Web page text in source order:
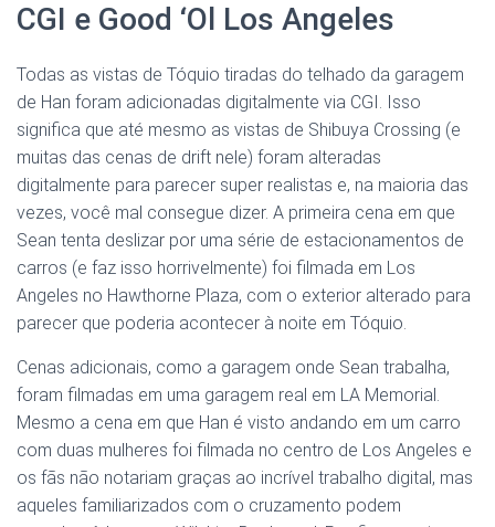
CGI e Good ‘Ol Los Angeles
Todas as vistas de Tóquio tiradas do telhado da garagem
de Han foram adicionadas digitalmente via CGI. Isso
significa que até mesmo as vistas de Shibuya Crossing (e
muitas das cenas de drift nele) foram alteradas
digitalmente para parecer super realistas e, na maioria das
vezes, você mal consegue dizer. A primeira cena em que
Sean tenta deslizar por uma série de estacionamentos de
carros (e faz isso horrivelmente) foi filmada em Los
Angeles no Hawthorne Plaza, com o exterior alterado para
parecer que poderia acontecer à noite em Tóquio.
Cenas adicionais, como a garagem onde Sean trabalha,
foram filmadas em uma garagem real em LA Memorial.
Mesmo a cena em que Han é visto andando em um carro
com duas mulheres foi filmada no centro de Los Angeles e
os fãs não notariam graças ao incrível trabalho digital, mas
aqueles familiarizados com o cruzamento podem